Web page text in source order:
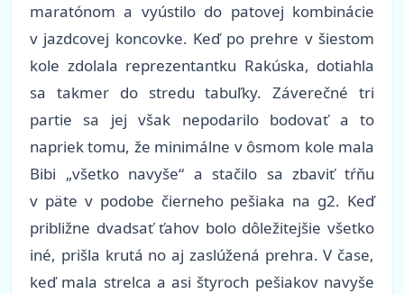
maratónom a vyústilo do patovej kombinácie
v jazdcovej koncovke. Keď po prehre v šiestom
kole zdolala reprezentantku Rakúska, dotiahla
sa takmer do stredu tabuľky. Záverečné tri
partie sa jej však nepodarilo bodovať a to
napriek tomu, že minimálne v ôsmom kole mala
Bibi „všetko navyše“ a stačilo sa zbaviť tŕňu
v päte v podobe čierneho pešiaka na g2. Keď
približne dvadsať ťahov bolo dôležitejšie všetko
iné, prišla krutá no aj zaslúžená prehra. V čase,
keď mala strelca a asi štyroch pešiakov navyše